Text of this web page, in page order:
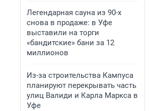
Легендарная сауна из 90-х
снова в продаже: в Уфе
выставили на торги
«бандитские» бани за 12
миллионов
Из-за строительства Кампуса
планируют перекрывать часть
улиц Валиди и Карла Маркса в
Уфе